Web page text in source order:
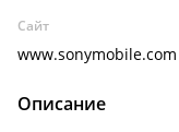
Сайт
www.sonymobile.com
Описание